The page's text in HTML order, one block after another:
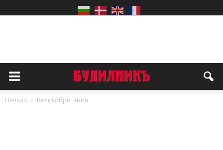
Начало Великобритания